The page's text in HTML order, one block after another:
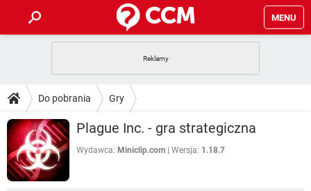
MENU
GRY
SPOTIFY NETFLIX
INSTAGRAM FACEBOOK
WINDOWS 10
PORADY
PlayStation
GRY
SPOTIFY
DO POBRANIA
ANDROID TIKTOK
GRY
FORUM
Do pobrania Gry
Plague Inc. - gra strategiczna
Wydawca: Miniclip.com Wersja: 1.18.7